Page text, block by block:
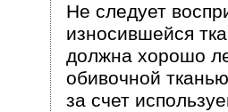
Не следует
износившейся
должна хорошо
обивочной
за счет